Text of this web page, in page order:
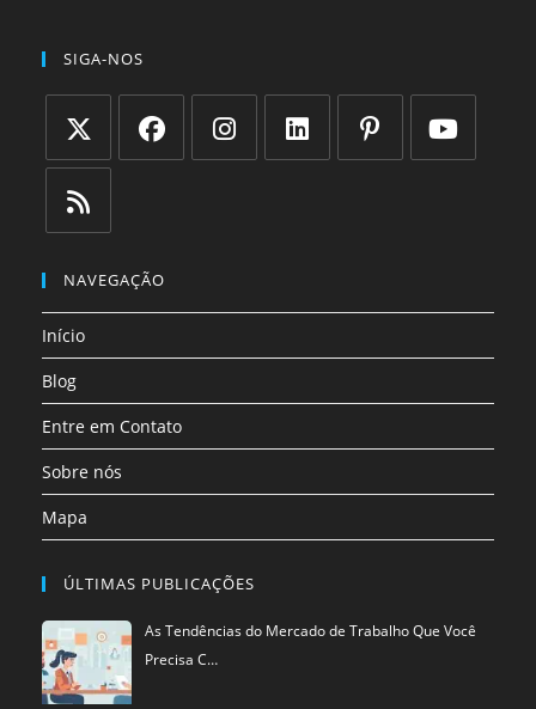
SIGA-NOS
Abre
em
uma
aba
aba
em
uma
nova
aba
NAVEGAÇÃO
Início
Blog
Entre em Contato
Sobre nós
Mapa
ÚLTIMAS PUBLICAÇÕES
As Tendências do Mercado de Trabalho Que Você
Precisa C…